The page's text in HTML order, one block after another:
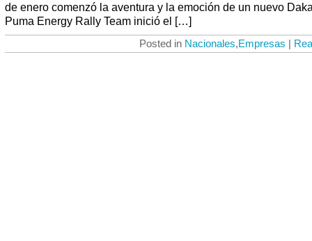
de enero comenzó la aventura y la emoción de un nuevo
Puma Energy Rally Team inició el […]
Posted in Nacionales,Empresas |